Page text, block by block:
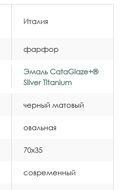
Италия
фарфор
Эмаль CataGlaze+®
Silver Titanium
черный матовый
овальная
70x35
современный